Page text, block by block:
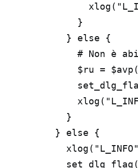
            }
          } else {
# Non è
$ru =
          }
        } else {